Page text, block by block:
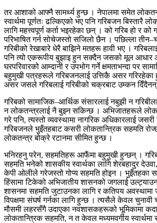
तर आशाको आफ्नै सामर्थ्य हुन्छ । नेपालमा समेत
स्वार्थमा पूर्णतः ढल्किएको भए पनि गरिबजन बिस्तारै
लागि महत्त्वपूर्ण कर्ता भइरहेका छन् । को गरिब हो र को
परिभाषित गर्न सोचेजस्तो सजिलो छैन । पछिल्ला
गरिबीको रेखाबारे धेरै बाझिने मतहरू हावी भए ।
पनि त्यो एकरूपीय बुझाइ हुन सक्दैन जसको मूल आधार
घरपरिवारको आम्दानी र उपभोग गर्ने क्षमताभन्दा पर
बहुमुखी पत्रहरूले गरिबजनलाई उत्तिकै असर गरिरहेका
असर जसले गरिबलाई गरिबीको चक्रबाट उम्कन दिँदैनन्
गरिबको सामाजिक–आर्थिक संसारलाई नबुझी न
न लोकतन्त्रलाई नै बुझ्न सकिन्छ । अभिजातहरूले
गरे पनि, त्यस्तो व्यवस्थामा नागरिक अधिकारलाई जसरी
गरिबजनले भुइँतहबाट कसरी लोकतान्त्रिक सहमति
लोकतन्त्र बोक्रे रटानमा सीमित हुन्छ ।
भनिरहनु परेन, सहमतिहरू आफैंमा बहुमुखी हुन्छन् ।
सहमति भनेको शासकीय स्वार्थका लागि शेरबहादुर
केपी ओलीले गरेजस्तो गोप्य सहमति होइन । भुइँतहका
हिंसामा टिकेको अभिजातीय शासनको जगलाई
शासनमा सहमति जुटाउनका लागि र कतिपय अवस्थामा
विपक्षमा संघर्ष गर्नका लागि हुन्छ । त्यसैले केवल
मौसमी लहरसँगै उदाएका नवशासकहरूको भूमिकामा
लोकतान्त्रिक सहमति, न त केवल मध्यमवर्गीय स्वार्थमा